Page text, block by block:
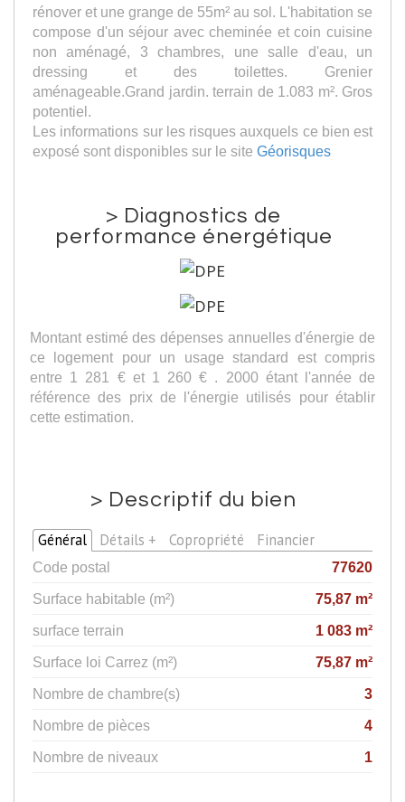
rénover et une grange de 55m² au sol. L'habitation se
compose d'un séjour avec cheminée et coin cuisine
non aménagé, 3 chambres, une salle d'eau, un
dressing et des toilettes. Grenier
aménageable.Grand jardin. terrain de 1.083 m². Gros
potentiel.
Les informations sur les risques auxquels ce bien est
exposé sont disponibles sur le site Géorisques
> Diagnostics de
performance énergétique
Montant estimé des dépenses annuelles d'énergie de
ce logement pour un usage standard est compris
entre 1 281 € et 1 260 € . 2000 étant l'année de
référence des prix de l'énergie utilisés pour établir
cette estimation.
> Descriptif du bien
Général Détails + Copropriété Financier
Code postal
77620
Surface habitable (m²)
75,87 m²
surface terrain
1 083 m²
Surface loi Carrez (m²)
75,87 m²
Nombre de chambre(s)
3
Nombre de pièces
4
Nombre de niveaux
1